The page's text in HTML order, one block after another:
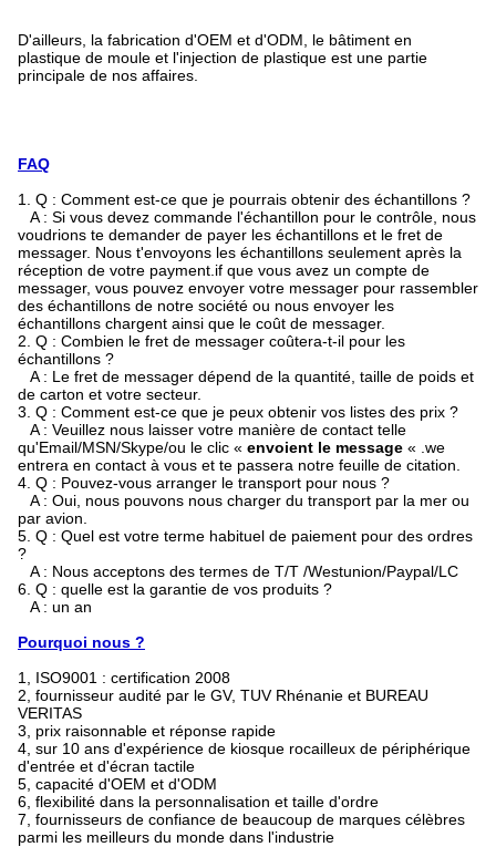
D'ailleurs, la fabrication d'OEM et d'ODM, le bâtiment en
plastique de moule et l'injection de plastique est une partie
principale de nos affaires.
FAQ
1. Q : Comment est-ce que je pourrais obtenir des échantillons ?
A : Si vous devez commande l'échantillon pour le contrôle, nous
voudrions te demander de payer les échantillons et le fret de
messager. Nous t'envoyons les échantillons seulement après la
réception de votre payment.if que vous avez un compte de
messager, vous pouvez envoyer votre messager pour rassembler
des échantillons de notre société ou nous envoyer les
échantillons chargent ainsi que le coût de messager.
2. Q : Combien le fret de messager coûtera-t-il pour les
échantillons ?
A : Le fret de messager dépend de la quantité, taille de poids et
de carton et votre secteur.
3. Q : Comment est-ce que je peux obtenir vos listes des prix ?
A : Veuillez nous laisser votre manière de contact telle
qu'Email/MSN/Skype/ou le clic « envoient le message « .we
entrera en contact à vous et te passera notre feuille de citation.
4. Q : Pouvez-vous arranger le transport pour nous ?
A : Oui, nous pouvons nous charger du transport par la mer ou
par avion.
5. Q : Quel est votre terme habituel de paiement pour des ordres
?
A : Nous acceptons des termes de T/T /Westunion/Paypal/LC
6. Q : quelle est la garantie de vos produits ?
A : un an
Pourquoi nous ?
1, ISO9001 : certification 2008
2, fournisseur audité par le GV, TUV Rhénanie et BUREAU
VERITAS
3, prix raisonnable et réponse rapide
4, sur 10 ans d'expérience de kiosque rocailleux de périphérique
d'entrée et d'écran tactile
5, capacité d'OEM et d'ODM
6, flexibilité dans la personnalisation et taille d'ordre
7, fournisseurs de confiance de beaucoup de marques célèbres
parmi les meilleurs du monde dans l'industrie